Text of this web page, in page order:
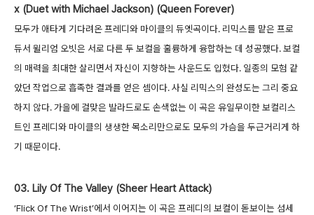
x (Duet with Michael Jackson) (Queen Forever)
모두가 애타게 기다려온 프레디와 마이클의 듀엣곡이다. 리믹스를 맡은 프로
듀서 윌리엄 오빗은 서로 다른 두 보컬을 훌륭하게 융합하는 데 성공했다. 보컬
의 매력을 최대한 살리면서 자신이 지향하는 사운드도 입혔다. 일종의 모험 같
았던 작업으로 흡족한 결과를 얻은 셈이다. 사실 리믹스의 완성도는 그리 중요
하지 않다. 가을에 걸맞은 발라드로도 손색없는 이 곡은 유일무이한 보컬리스
트인 프레디와 마이클의 생생한 목소리만으로도 모두의 가슴을 두근거리게 하
기 때문이다.
03. Lily Of The Valley (Sheer Heart Attack)
‘Flick Of The Wrist’에서 이어지는 이 곡은 프레디의 보컬이 돋보이는 섬세